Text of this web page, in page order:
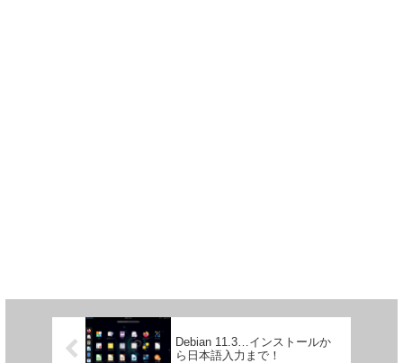
Debian 11.3…インストールか
ら日本語入力まで！